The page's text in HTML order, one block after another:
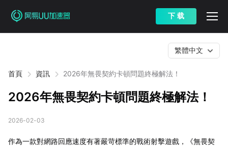
下 载
首頁 資訊 2026年無畏契約卡頓問題終極解法！
繁體中文
2026年無畏契約卡頓問題終極解法！
2026-02-03
作為一款對網路回應速度有著嚴苛標準的戰術射擊遊戲，《無畏契